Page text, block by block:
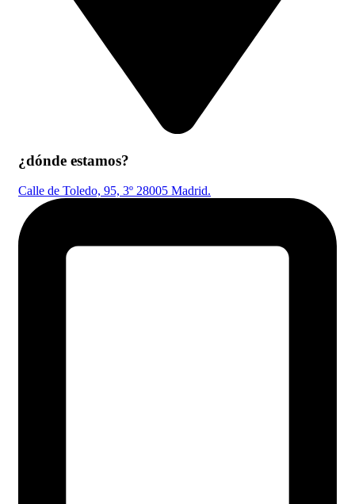
¿dónde estamos?
Calle de Toledo, 95, 3º 28005 Madrid.